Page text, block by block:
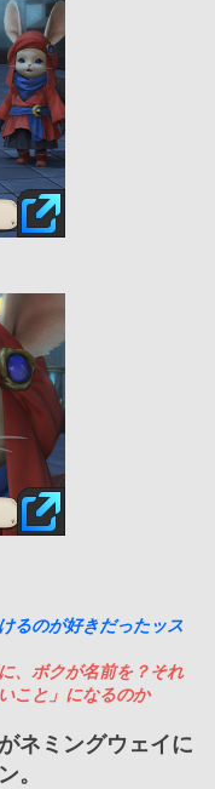
るのが好きだったッス
、ボクが名前を？それ
こと」になるのか
ネミングウェイに
。